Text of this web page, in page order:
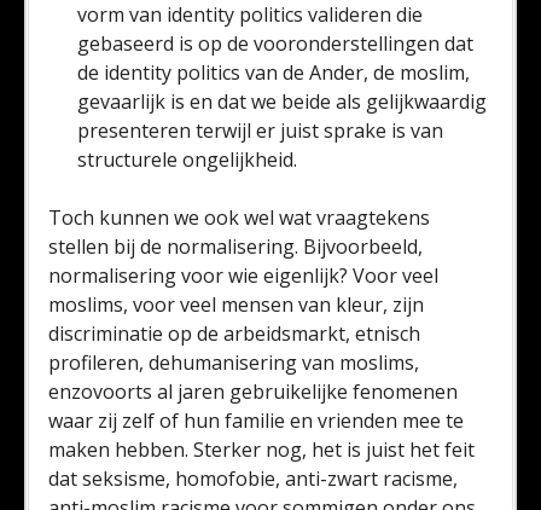
vorm van identity politics valideren die
gebaseerd is op de vooronderstellingen dat
de identity politics van de Ander, de moslim,
gevaarlijk is en dat we beide als gelijkwaardig
presenteren terwijl er juist sprake is van
structurele ongelijkheid.
Toch kunnen we ook wel wat vraagtekens
stellen bij de normalisering. Bijvoorbeeld,
normalisering voor wie eigenlijk? Voor veel
moslims, voor veel mensen van kleur, zijn
discriminatie op de arbeidsmarkt, etnisch
profileren, dehumanisering van moslims,
enzovoorts al jaren gebruikelijke fenomenen
waar zij zelf of hun familie en vrienden mee te
maken hebben. Sterker nog, het is juist het feit
dat seksisme, homofobie, anti-zwart racisme,